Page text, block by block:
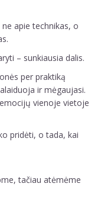
apie technikas, o
– sunkiausia dalis.
per praktiką
ir mėgaujasi.
vienoje vietoje
pridėti, o tada, kai
tačiau atėmėme